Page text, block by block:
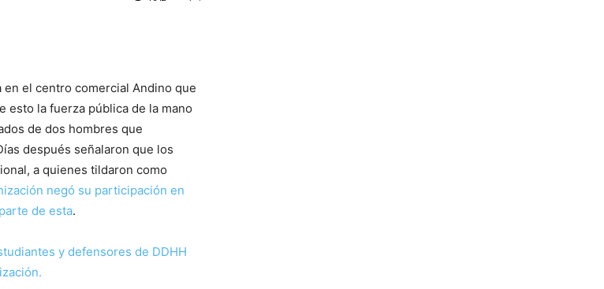
en el centro comercial Andino que
esto la fuerza pública de la mano
de dos hombres que
después señalaron que los
a quienes tildaron como
negó su participación en
de esta.
y defensores de DDHH